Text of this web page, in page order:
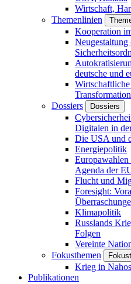
Wirtschaft,
Themenlinien
Kooperation
Neugestaltung
deutsche und
Dossiers
Dossiers
Digitalen in
Die USA und
Energiepolitik
Europawahlen
Agenda der
Flucht und
Foresight:
Klimapolitik
Russlands
Folgen
Vereinte
Fokusthemen
Krieg in
Publikationen